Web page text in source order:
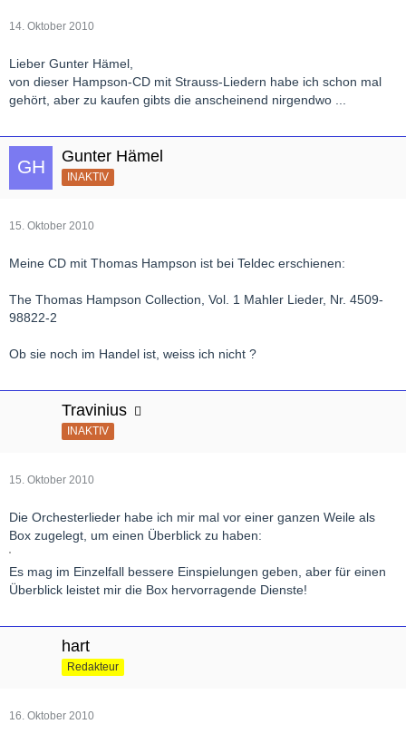
14. Oktober 2010
Lieber Gunter Hämel,
von dieser Hampson-CD mit Strauss-Liedern habe ich schon mal
gehört, aber zu kaufen gibts die anscheinend nirgendwo ...
Gunter Hämel
INAKTIV
15. Oktober 2010
Meine CD mit Thomas Hampson ist bei Teldec erschienen:
The Thomas Hampson Collection, Vol. 1 Mahler Lieder, Nr. 4509-
98822-2
Ob sie noch im Handel ist, weiss ich nicht ?
Travinius
INAKTIV
15. Oktober 2010
Die Orchesterlieder habe ich mir mal vor einer ganzen Weile als
Box zugelegt, um einen Überblick zu haben:
Es mag im Einzelfall bessere Einspielungen geben, aber für einen
Überblick leistet mir die Box hervorragende Dienste!
hart
Redakteur
16. Oktober 2010